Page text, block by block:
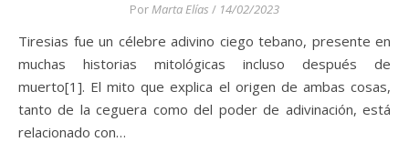
PorMarta Elías / 14/02/2023
Tiresias fue un célebre adivino ciego tebano, presente en
muchas historias mitológicas incluso después de
muerto[1]. El mito que explica el origen de ambas cosas,
tanto de la ceguera como del poder de adivinación, está
relacionado con…